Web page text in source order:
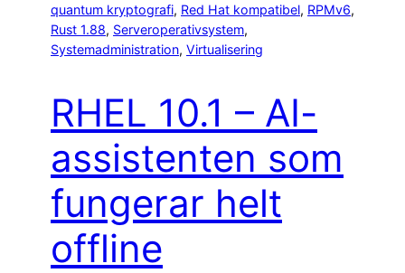
quantum kryptografi, Red Hat kompatibel, RPMv6
Rust 1.88, Serveroperativsystem
Systemadministration, Virtualisering
RHEL 10.1 – AI-
assistenten som
fungerar helt
offline